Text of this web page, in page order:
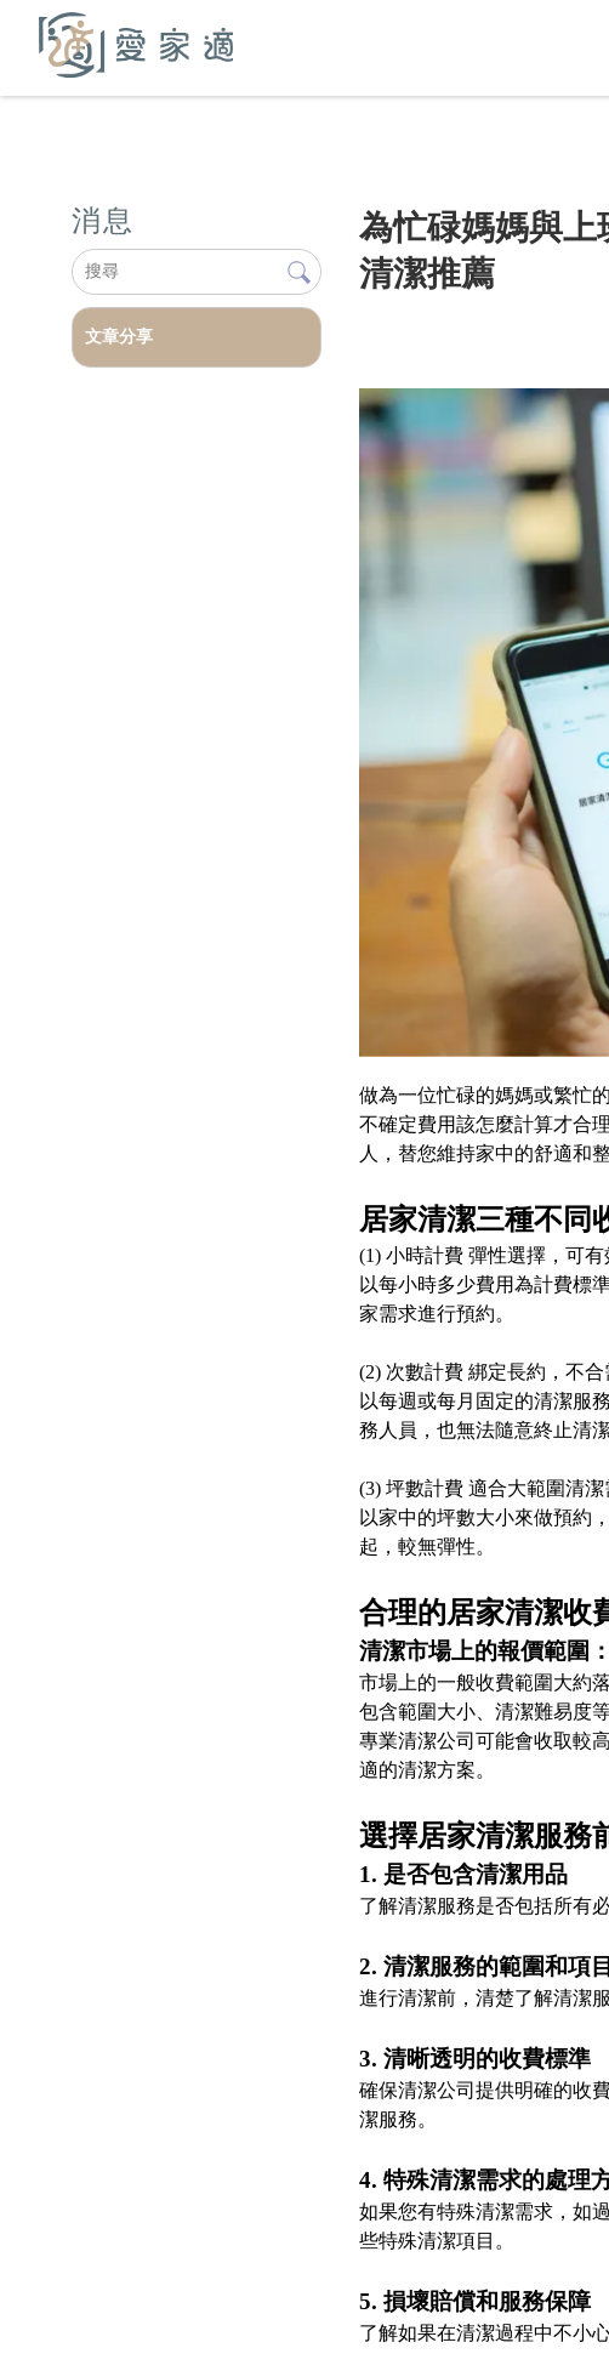
消息
文章分享
為忙碌媽媽與
清潔推薦
做為一位忙碌的媽媽或繁忙
不確定費用該怎麼計算才合
人，替您維持家中的舒適和整
居家清潔三種不同
(1) 小時計費 彈性選擇，可有
以每小時多少費用為計費標
家需求進行預約。
(2) 次數計費 綁定長約，不
以每週或每月固定的清潔服
務人員，也無法隨意終止清潔
(3) 坪數計費 適合大範圍清潔
以家中的坪數大小來做預約
起，較無彈性。
合理的居家清潔收
清潔市場上的報價範圍
市場上的一般收費範圍大約
包含範圍大小、清潔難易度
專業清潔公司可能會收取較
適的清潔方案。
選擇居家清潔服務
1. 是否包含清潔用品
了解清潔服務是否包括所有
2. 清潔服務的範圍和項目
進行清潔前，清楚了解清潔
3. 清晰透明的收費標準
確保清潔公司提供明確的收
潔服務。
4. 特殊清潔需求的處理
如果您有特殊清潔需求，如
些特殊清潔項目。
5. 損壞賠償和服務保障
了解如果在清潔過程中不小